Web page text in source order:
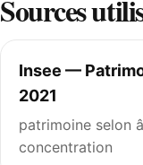
Sources
Insee —
2021
patrimoine selon
concentration